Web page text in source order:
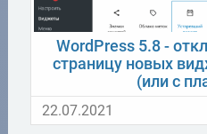
WordPress 5.8 -
страницу новых
(или с
22.07.2021